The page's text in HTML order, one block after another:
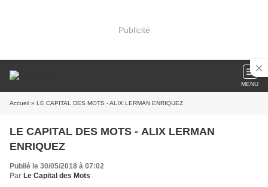
Publicité
MENU
Accueil » LE CAPITAL DES MOTS - ALIX LERMAN ENRIQUEZ
LE CAPITAL DES MOTS - ALIX LERMAN
ENRIQUEZ
Publié le 30/05/2018 à 07:02
Par Le Capital des Mots